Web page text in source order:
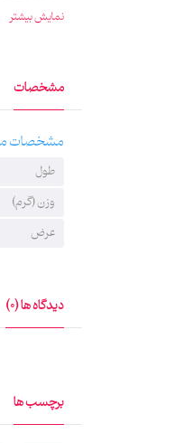
بیرق‌ها پارچهٔ
نمایش بیشتر
مشخصات
مشخصات
طول
وزن (گرم)
عرض
دیدگاه ها (0)
برچسب ها